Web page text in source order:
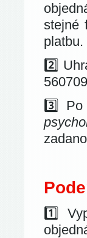
stejné
platbu.
2️⃣
3️⃣
1️⃣